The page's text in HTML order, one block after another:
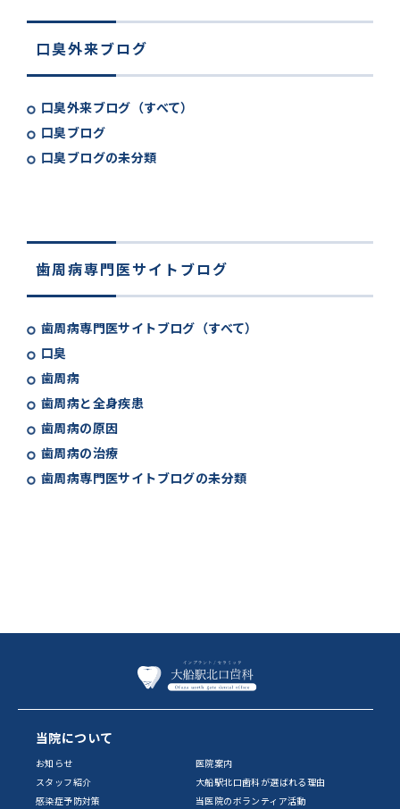
口臭外来ブログ
口臭外来ブログ（すべて）
口臭ブログ
口臭ブログの未分類
歯周病専門医サイトブログ
歯周病専門医サイトブログ（すべて）
口臭
歯周病
歯周病と全身疾患
歯周病の原因
歯周病の治療
歯周病専門医サイトブログの未分類
当院について
お知らせ
医院案内
スタッフ紹介
大船駅北口歯科が選ばれる理由
感染症予防対策
当医院のボランティア活動